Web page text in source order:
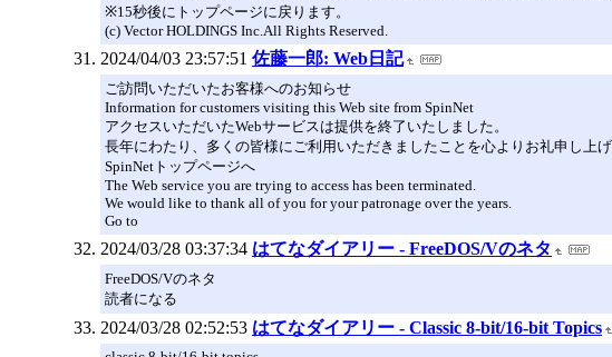
※15秒後にトップページに戻ります。
(c) Vector HOLDINGS Inc.All Rights Reserved.
2024/04/03 23:57:51 佐藤一郎: Web日記
ご訪問いただいたお客様へのお知らせ
Information for customers visiting this Web site from SpinNet
アクセスいただいたWebサービスは提供を終了いたしました。
長年にわたり、多くの皆様にご利用いただきましたことを心よりお礼申し上げ
SpinNetトップページへ
The Web service you are trying to access has been terminated.
We would like to thank all of you for your patronage over the years.
Go to
2024/03/28 03:37:34 はてなダイアリー - FreeDOS/Vのネタ
FreeDOS/Vのネタ
読者になる
2024/03/28 02:52:53 はてなダイアリー - Classic 8-bit/16-bit Topics